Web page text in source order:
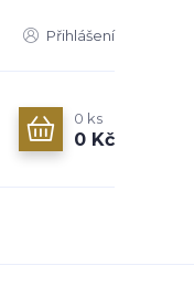
Přihlášení
0 ks
0 Kč